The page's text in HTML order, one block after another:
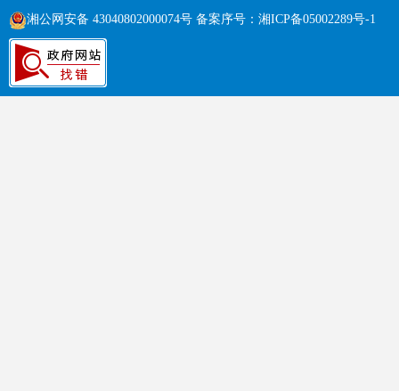
湘公网安备 43040802000074号 备案序号： 湘ICP备05002289号-1